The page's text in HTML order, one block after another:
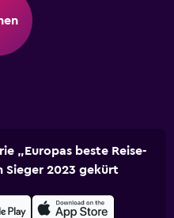
„Europas beste Reise-
Sieger 2023 gekürt